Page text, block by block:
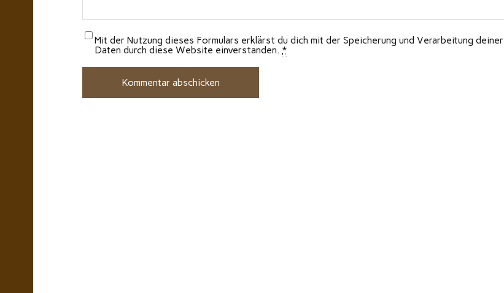
Mit der Nutzung dieses Formulars erklärst du dich mit der Speicherung und Verarbeitung deiner
Daten durch diese Website einverstanden. *